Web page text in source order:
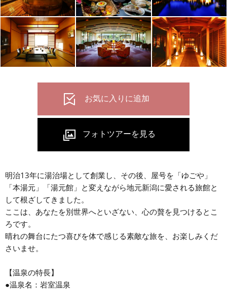
明治13年に湯治場として創業し、その後、屋号を「ゆごや」
「本湯元」「湯元館」と変えながら地元新潟に愛される旅館と
して根ざしてきました。
ここは、あなたを別世界へといざない、心の贅を見つけるとこ
ろです。
晴れの舞台にたつ喜びを体で感じる素敵な旅を、お楽しみくだ
さいませ。
【温泉の特長】
●温泉名：岩室温泉